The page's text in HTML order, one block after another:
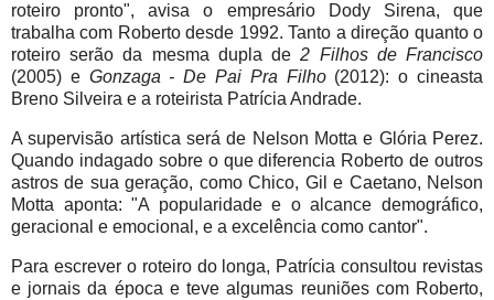
roteiro pronto", avisa o empresário Dody Sirena, que
trabalha com Roberto desde 1992. Tanto a direção quanto o
roteiro serão da mesma dupla de 2 Filhos de Francisco
(2005) e Gonzaga - De Pai Pra Filho (2012): o cineasta
Breno Silveira e a roteirista Patrícia Andrade.
A supervisão artística será de Nelson Motta e Glória Perez.
Quando indagado sobre o que diferencia Roberto de outros
astros de sua geração, como Chico, Gil e Caetano, Nelson
Motta aponta: "A popularidade e o alcance demográfico,
geracional e emocional, e a excelência como cantor".
Para escrever o roteiro do longa, Patrícia consultou revistas
e jornais da época e teve algumas reuniões com Roberto,